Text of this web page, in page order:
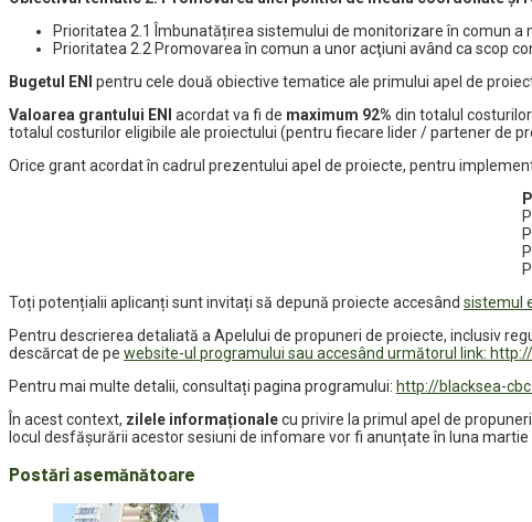
Prioritatea 2.1 Îmbunatățirea sistemului de monitorizare în comun a
Prioritatea 2.2 Promovarea în comun a unor acţiuni având ca scop
Bugetul ENI
pentru cele două obiective tematice ale primului apel de
Valoarea grantului ENI
acordat va fi de maximum 92% din totalul
totalul costurilor eligibile ale proiectului (pentru fiecare lider / partener de
Orice grant acordat în cadrul prezentului apel de proiecte, pentru
Toți potențialii aplicanți sunt invitați să depună proiecte accesând sistemul
Pentru descrierea detaliată a Apelului de propuneri de proiecte, inclusiv
descărcat de pe website-ul programului sau accesând următorul link:
Pentru mai multe detalii, consultați pagina programului: http://blacksea-
În acest context, zilele informaționalecu privire la primul apel de
locul desfășurării acestor sesiuni de infomare vor fi anunțate în luna martie
Postări asemănătoare